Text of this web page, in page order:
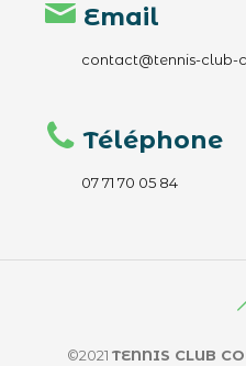
Email
contact@tennis-club-
Téléphone
07 71 70 05 84
©2021 TENNIS CLUB